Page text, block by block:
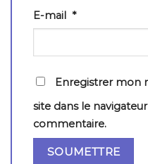
E-mail *
Enregistrer mon
site dans le
commentaire.